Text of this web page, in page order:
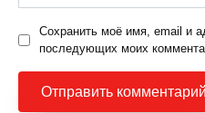
Сохранить моё имя, email и
последующих моих